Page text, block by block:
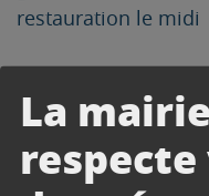
La
respecte
restauration le midi
ÉCOLES